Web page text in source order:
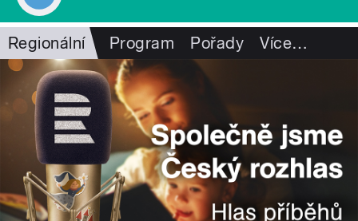
Regionální Program Pořady Více…